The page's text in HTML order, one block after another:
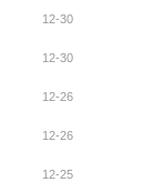
12-30
12-30
12-26
12-26
12-25